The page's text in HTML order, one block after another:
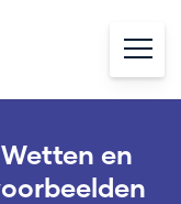
en